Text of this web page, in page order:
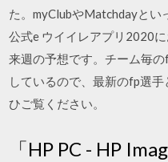
た。myClubやMatchdayとい
公式e ウイイレアプリ2020
来週の予想です。チーム毎
しているので、最新のfp選
ひご覧ください。
「HP PC - HP